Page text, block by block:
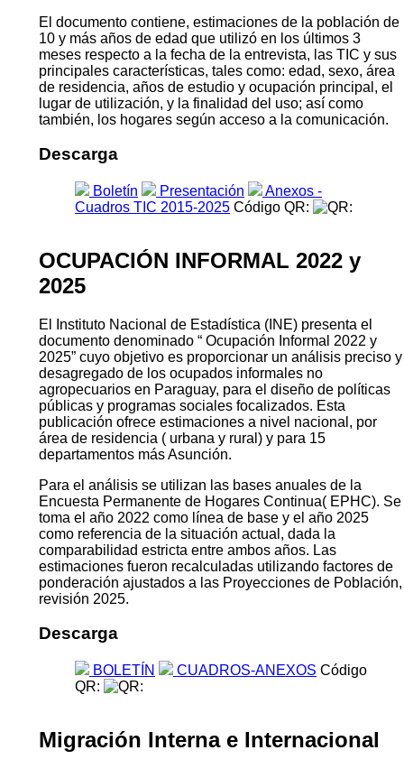
El documento contiene, estimaciones de la población de
10 y más años de edad que utilizó en los últimos 3
meses respecto a la fecha de la entrevista, las TIC y sus
principales características, tales como: edad, sexo, área
de residencia, años de estudio y ocupación principal, el
lugar de utilización, y la finalidad del uso; así como
también, los hogares según acceso a la comunicación.
Descarga
Boletín Presentación
Anexos -
Cuadros TIC 2015-2025 Código QR:
OCUPACIÓN INFORMAL 2022 y
2025
El Instituto Nacional de Estadística (INE) presenta el
documento denominado “ Ocupación Informal 2022 y
2025” cuyo objetivo es proporcionar un análisis preciso y
desagregado de los ocupados informales no
agropecuarios en Paraguay, para el diseño de políticas
públicas y programas sociales focalizados. Esta
publicación ofrece estimaciones a nivel nacional, por
área de residencia ( urbana y rural) y para 15
departamentos más Asunción.
Para el análisis se utilizan las bases anuales de la
Encuesta Permanente de Hogares Continua( EPHC). Se
toma el año 2022 como línea de base y el año 2025
como referencia de la situación actual, dada la
comparabilidad estricta entre ambos años. Las
estimaciones fueron recalculadas utilizando factores de
ponderación ajustados a las Proyecciones de Población,
revisión 2025.
Descarga
BOLETÍN CUADROS-ANEXOS Código
QR:
Migración Interna e Internacional